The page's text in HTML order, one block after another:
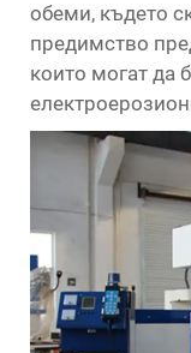
обеми, където
предимство
които могат да